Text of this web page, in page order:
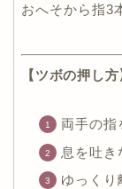
おへそから指3
【ツボの押し方
両手の指
息を吐き
ゆっくり